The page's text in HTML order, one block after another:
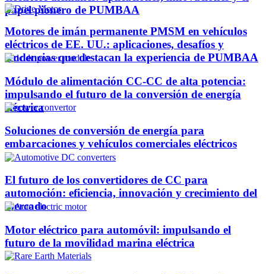
papel pionero de PUMBAA
Motores de imán permanente PMSM en vehículos
eléctricos de EE. UU.: aplicaciones, desafíos y
tendencias que destacan la experiencia de PUMBAA
Módulo de alimentación CC-CC de alta potencia:
impulsando el futuro de la conversión de energía
eléctrica
Soluciones de conversión de energía para
embarcaciones y vehículos comerciales eléctricos
El futuro de los convertidores de CC para
automoción: eficiencia, innovación y crecimiento del
mercado
Motor eléctrico para automóvil: impulsando el
futuro de la movilidad marina eléctrica